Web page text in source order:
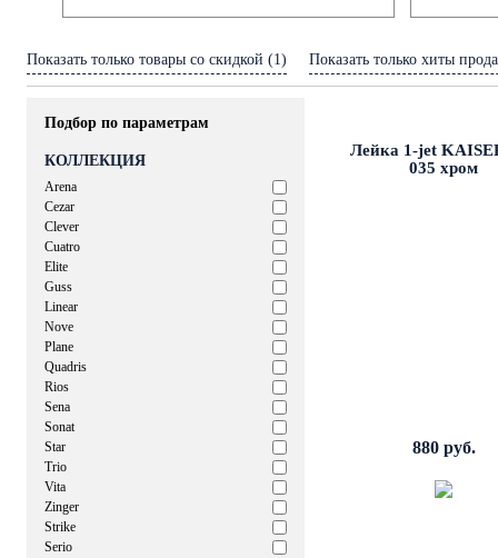
Показать только товары со скидкой (1) Показать только хиты
Подбор по параметрам
КОЛЛЕКЦИЯ
Arena
Cezar
Clever
Cuatro
Elite
Guss
Linear
Nove
Plane
Quadris
Rios
Sena
Sonat
Star
Trio
Vita
Zinger
Strike
Serio
Лейка 1-jet
035 хром
880 руб.